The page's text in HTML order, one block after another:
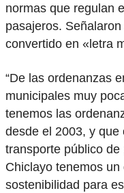
normas que regulan
pasajeros.
convertido en «letra
“De las ordenanzas
municipales muy
tenemos las
desde el 2003, y que
transporte público
Chiclayo tenemos
sostenibilidad para